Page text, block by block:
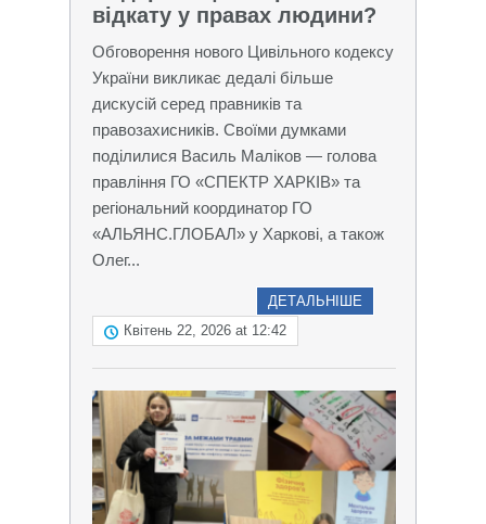
відкату у правах людини?
Обговорення нового Цивільного кодексу
України викликає дедалі більше
дискусій серед правників та
правозахисників. Своїми думками
поділилися Василь Маліков — голова
правління ГО «СПЕКТР ХАРКІВ» та
регіональний координатор ГО
«АЛЬЯНС.ГЛОБАЛ» у Харкові, а також
Олег...
ДЕТАЛЬНІШЕ
Квітень 22, 2026 at 12:42